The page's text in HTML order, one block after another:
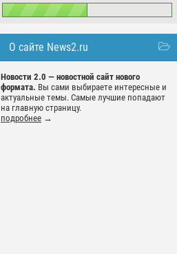
О сайте News2.ru
Новости 2.0 — новостной сайт нового
формата. Вы сами выбираете интересные и
актуальные темы. Самые лучшие попадают
на главную страницу.
подробнее →